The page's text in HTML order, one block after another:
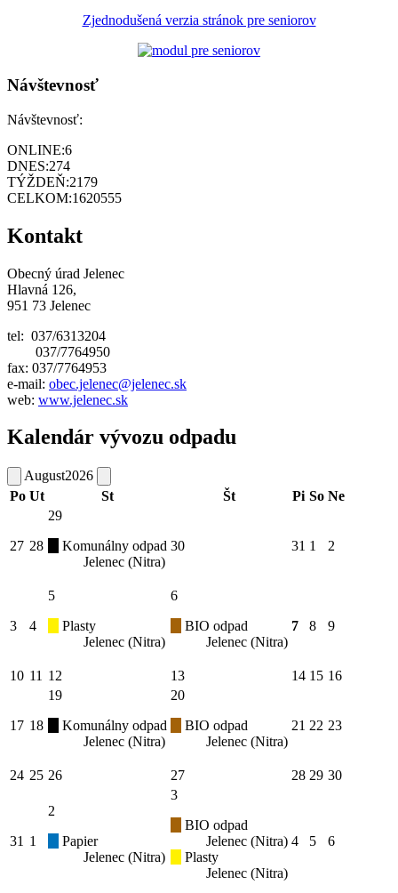
Zjednodušená verzia stránok pre seniorov
Návštevnosť
Návštevnosť:
ONLINE:6
DNES:274
TÝŽDEŇ:2179
CELKOM:1620555
Kontakt
Obecný úrad Jelenec
Hlavná 126,
951 73 Jelenec
tel: 037/6313204
037/7764950
fax: 037/7764953
e-mail: obec.jelenec@jelenec.sk
web: www.jelenec.sk
Kalendár vývozu odpadu
August2026
Po Ut St Št Pi So Ne
27 28
29
Komunálny odpad
Jelenec (Nitra)
30 31 1 2
3 4
5
Plasty
Jelenec (Nitra)
6
BIO odpad
Jelenec (Nitra)
7 8 9
10 11 12 13 14 15 16
17 18
19
Komunálny odpad
Jelenec (Nitra)
20
BIO odpad
Jelenec (Nitra)
21 22 23
24 25 26 27 28 29 30
31 1
2
Papier
Jelenec (Nitra)
3
BIO odpad
Jelenec (Nitra)
Plasty
Jelenec (Nitra)
4 5 6